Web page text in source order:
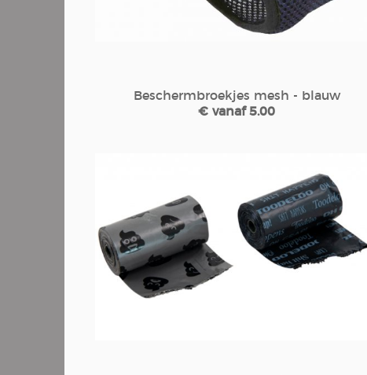
Beschermbroekjes mesh - blauw
€ vanaf 5.00